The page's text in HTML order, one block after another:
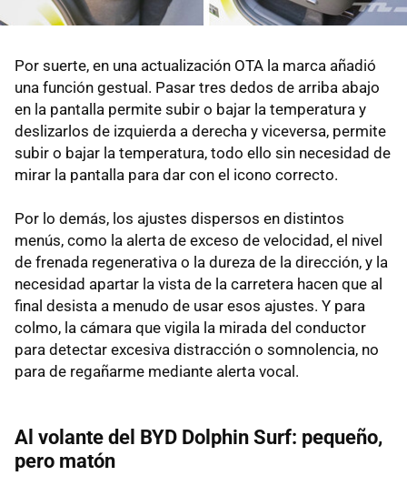
Por suerte, en una actualización OTA la marca añadió
una función gestual. Pasar tres dedos de arriba abajo
en la pantalla permite subir o bajar la temperatura y
deslizarlos de izquierda a derecha y viceversa, permite
subir o bajar la temperatura, todo ello sin necesidad de
mirar la pantalla para dar con el icono correcto.
Por lo demás, los ajustes dispersos en distintos
menús, como la alerta de exceso de velocidad, el nivel
de frenada regenerativa o la dureza de la dirección, y la
necesidad apartar la vista de la carretera hacen que al
final desista a menudo de usar esos ajustes. Y para
colmo, la cámara que vigila la mirada del conductor
para detectar excesiva distracción o somnolencia, no
para de regañarme mediante alerta vocal.
Al volante del BYD Dolphin Surf: pequeño,
pero matón